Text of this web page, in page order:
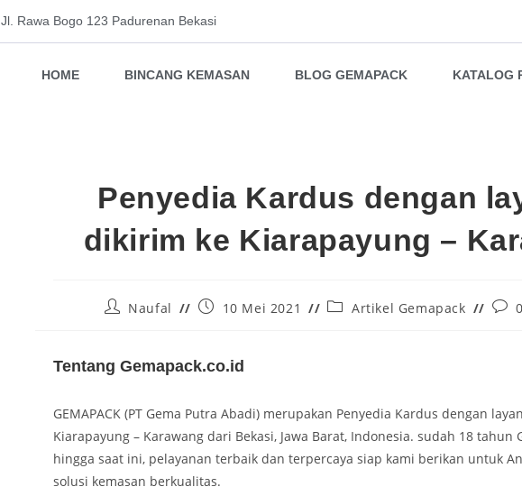
Jl. Rawa Bogo 123 Padurenan Bekasi
HOME BINCANG KEMASAN BLOG GEMAPACK KATALOG
Penyedia Kardus dengan
dikirim ke Kiarapayung –
Naufal 10 Mei 2021 Artikel Gemapack
Tentang Gemapack.co.id
GEMAPACK (PT Gema Putra Abadi) merupakan Penyedia Kardus dengan
Kiarapayung – Karawang dari Bekasi, Jawa Barat, Indonesia. sudah 18 tahun
hingga saat ini, pelayanan terbaik dan terpercaya siap kami berikan untuk
solusi kemasan berkualitas.